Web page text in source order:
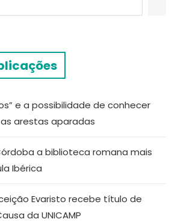
e a possibilidade de conhecer
as arestas aparadas
a biblioteca romana mais
Ibérica
Evaristo recebe título de
da UNICAMP